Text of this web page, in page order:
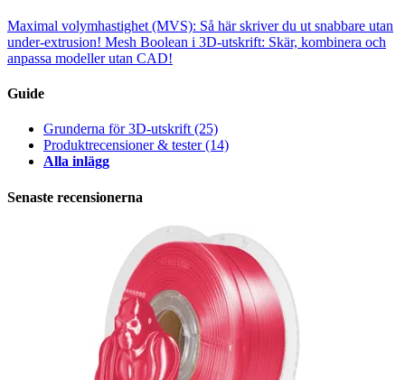
Maximal volymhastighet (MVS): Så här skriver du ut snabbare utan
under-extrusion! Mesh Boolean i 3D-utskrift: Skär, kombinera och
anpassa modeller utan CAD!
Guide
Grunderna för 3D-utskrift(25)
Produktrecensioner & tester(14)
Alla inlägg
Senaste recensionerna